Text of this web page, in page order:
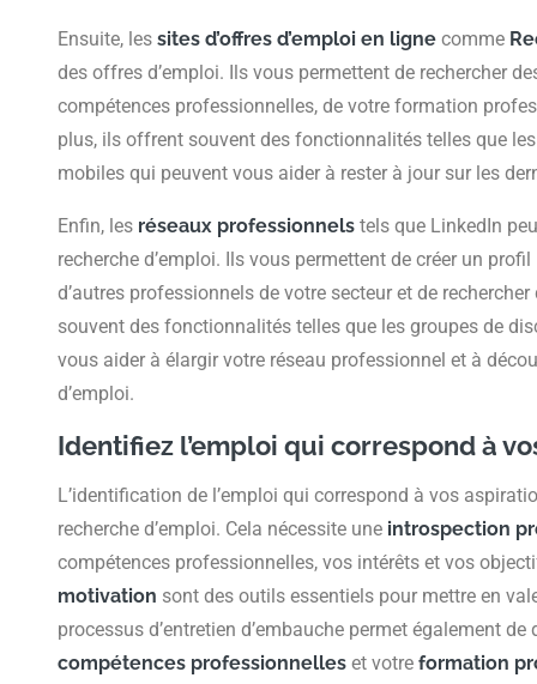
Ensuite, lessites d’offres d’emploi en ligne comme
des offres d’emploi. Ils vous permettent de rechercher
compétences professionnelles, de votre formation
plus, ils offrent souvent des fonctionnalités telles que
mobiles qui peuvent vous aider à rester à jour sur les
Enfin, les réseaux professionnels tels que LinkedIn
recherche d’emploi. Ils vous permettent de créer un
d’autres professionnels de votre secteur et de
souvent des fonctionnalités telles que les groupes de
vous aider à élargir votre réseau professionnel et à
d’emploi.
Identifiez l’emploi qui correspond à
L’identification de l’emploi qui correspond à vos
recherche d’emploi. Cela nécessite une introspection
compétences professionnelles, vos intérêts et vos
motivation sont des outils essentiels pour mettre en
processus d’entretien d’embauche permet également
compétences professionnelles et votreformation